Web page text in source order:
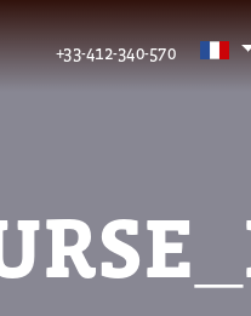
+33-412-340-570